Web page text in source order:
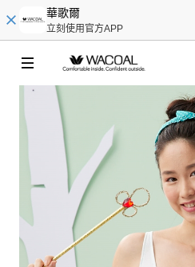
華歌爾
立刻使用官方APP